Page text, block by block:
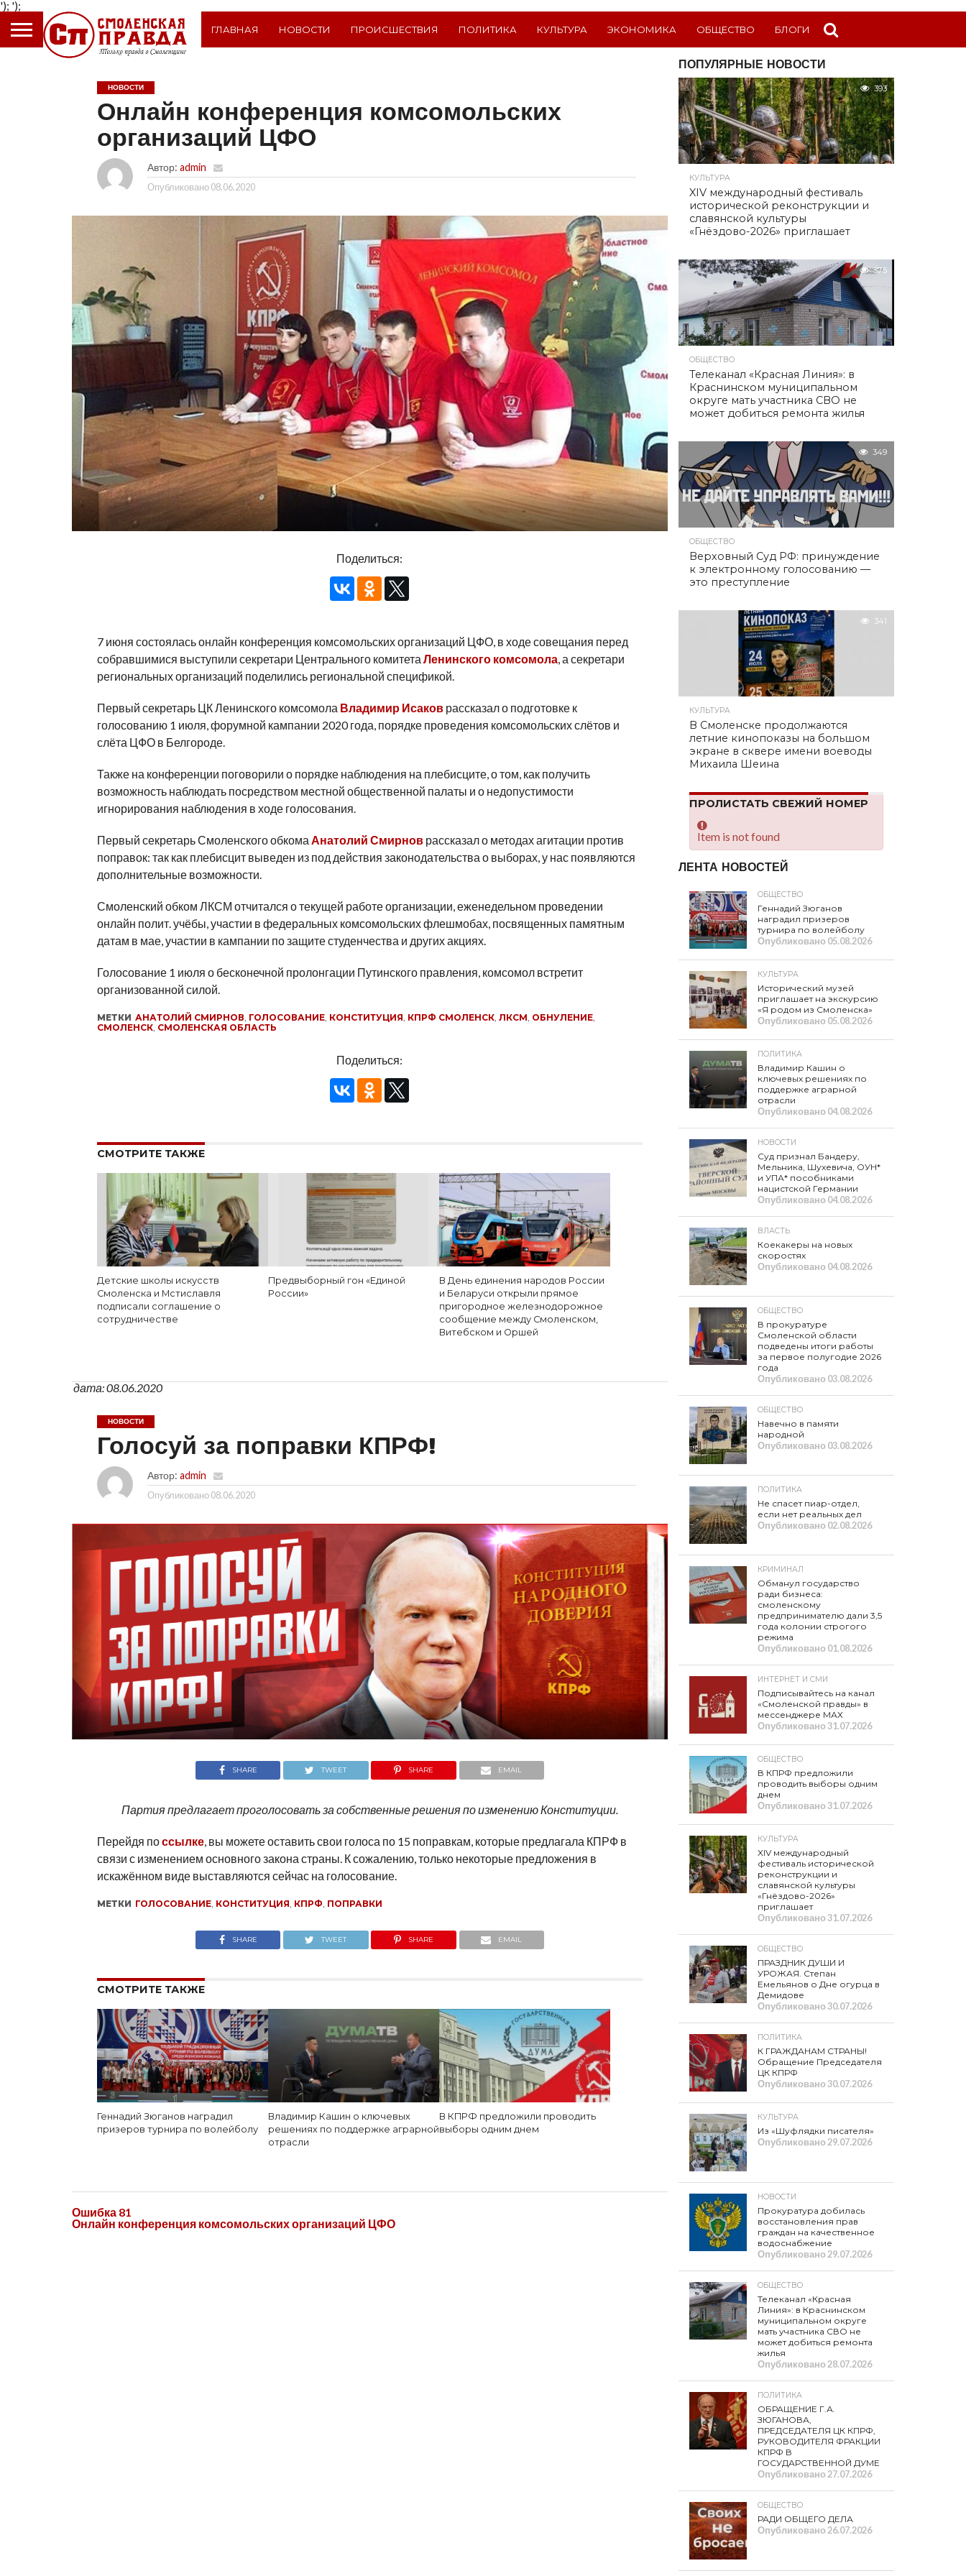
');
ГЛАВНАЯ НОВОСТИ ПРОИСШЕСТВИЯ ПОЛИТИКА КУЛЬТУРА ЭКОНОМИКА ОБЩЕСТВО БЛОГИ
НОВОСТИ
Онлайн конференция комсомольских
организаций ЦФО
Автор: admin
Опубликовано 08.06.2020
Поделиться:
7 июня состоялась онлайн конференция комсомольских организаций ЦФО, в ходе совещания перед
собравшимися выступили секретари Центрального комитета Ленинского комсомола, а секретари
региональных организаций поделились региональной спецификой.
Первый секретарь ЦК Ленинского комсомола Владимир Исаковрассказал о подготовке к
голосованию 1 июля, форумной кампании 2020 года, порядке проведения комсомольских слётов и
слёта ЦФО в Белгороде.
Также на конференции поговорили о порядке наблюдения на плебисците, о том, как получить
возможность наблюдать посредством местной общественной палаты и о недопустимости
игнорирования наблюдения в ходе голосования.
Первый секретарь Смоленского обкома Анатолий Смирноврассказал о методах агитации против
поправок: так как плебисцит выведен из под действия законодательства о выборах, у нас появляются
дополнительные возможности.
Смоленский обком ЛКСМ отчитался о текущей работе организации, еженедельном проведении
онлайн полит. учёбы, участии в федеральных комсомольских флешмобах, посвященных памятным
датам в мае, участии в кампании по защите студенчества и других акциях.
Голосование 1 июля о бесконечной пролонгации Путинского правления, комсомол встретит
организованной силой.
МЕТКИ АНАТОЛИЙ СМИРНОВ ГОЛОСОВАНИЕ, КОНСТИТУЦИЯ КПРФ СМОЛЕНСК, ЛКСМ ОБНУЛЕНИЕ,
СМОЛЕНСК, СМОЛЕНСКАЯ ОБЛАСТЬ
Поделиться:
СМОТРИТЕ ТАКЖЕ
Детские школы искусств
Смоленска и Мстиславля
подписали соглашение о
сотрудничестве
Предвыборный гон «Единой
России»
В День единения народов России
и Беларуси открыли прямое
пригородное железнодорожное
сообщение между Смоленском,
Витебском и Оршей
дата: 08.06.2020
НОВОСТИ
Голосуй за поправки КПРФ!
Автор: admin
Опубликовано 08.06.2020
SHARE TWEET SHARE EMAIL
Партия предлагает проголосовать за собственные решения по изменению Конституции.
Перейдя поссылке, вы можете оставить свои голоса по 15 поправкам, которые предлагала КПРФ в
связи с изменением основного закона страны. К сожалению, только некоторые предложения в
искажённом виде выставляются сейчас на голосование.
МЕТКИ ГОЛОСОВАНИЕ, КОНСТИТУЦИЯ КПРФ ПОПРАВКИ
SHARE TWEET SHARE EMAIL
СМОТРИТЕ ТАКЖЕ
Геннадий Зюганов наградил
призеров турнира по волейболу
Владимир Кашин о ключевых
решениях по поддержке аграрной
отрасли
В КПРФ предложили проводить
выборы одним днем
Ошибка 81
Онлайн конференция комсомольских организаций ЦФО
ПОПУЛЯРНЫЕ НОВОСТИ
393
КУЛЬТУРА
XIV международный фестиваль
исторической реконструкции и
славянской культуры
«Гнёздово-2026» приглашает
375
ОБЩЕСТВО
Телеканал «Красная Линия»: в
Краснинском муниципальном
округе мать участника СВО не
может добиться ремонта жилья
349
ОБЩЕСТВО
Верховный Суд РФ: принуждение
к электронному голосованию —
это преступление
341
КУЛЬТУРА
В Смоленске продолжаются
летние кинопоказы на большом
экране в сквере имени воеводы
Михаила Шеина
ПРОЛИСТАТЬ СВЕЖИЙ НОМЕР
Item is not found
ЛЕНТА НОВОСТЕЙ
ОБЩЕСТВО
Геннадий Зюганов
наградил призеров
турнира по волейболу
Опубликовано05.08.2026
КУЛЬТУРА
Исторический музей
приглашает на экскурсию
«Я родом из Смоленска»
Опубликовано05.08.2026
ПОЛИТИКА
Владимир Кашин о
ключевых решениях по
поддержке аграрной
отрасли
Опубликовано04.08.2026
НОВОСТИ
Суд признал Бандеру,
Мельника, Шухевича, ОУН*
и УПА* пособниками
нацистской Германии
Опубликовано04.08.2026
ВЛАСТЬ
Коекакеры на новых
скоростях
Опубликовано04.08.2026
ОБЩЕСТВО
В прокуратуре
Смоленской области
подведены итоги работы
за первое полугодие 2026
года
Опубликовано03.08.2026
ОБЩЕСТВО
Навечно в памяти
народной
Опубликовано03.08.2026
ПОЛИТИКА
Не спасет пиар-отдел,
если нет реальных дел
Опубликовано02.08.2026
КРИМИНАЛ
Обманул государство
ради бизнеса:
смоленскому
предпринимателю дали 3,5
года колонии строгого
режима
Опубликовано01.08.2026
ИНТЕРНЕТ И СМИ
Подписывайтесь на канал
«Смоленской правды» в
мессенджере МАХ
Опубликовано31.07.2026
ОБЩЕСТВО
В КПРФ предложили
проводить выборы одним
днем
Опубликовано31.07.2026
КУЛЬТУРА
XIV международный
фестиваль исторической
реконструкции и
славянской культуры
«Гнёздово-2026»
приглашает
Опубликовано31.07.2026
ОБЩЕСТВО
ПРАЗДНИК ДУШИ И
УРОЖАЯ. Степан
Емельянов о Дне огурца в
Демидове
Опубликовано30.07.2026
ПОЛИТИКА
К ГРАЖДАНАМ СТРАНЫ!
Обращение Председателя
ЦК КПРФ
Опубликовано30.07.2026
КУЛЬТУРА
Из «Шуфлядки писателя»
Опубликовано29.07.2026
НОВОСТИ
Прокуратура добилась
восстановления прав
граждан на качественное
водоснабжение
Опубликовано29.07.2026
ОБЩЕСТВО
Телеканал «Красная
Линия»: в Краснинском
муниципальном округе
мать участника СВО не
может добиться ремонта
жилья
Опубликовано28.07.2026
ПОЛИТИКА
ОБРАЩЕНИЕ Г.А.
ЗЮГАНОВА,
ПРЕДСЕДАТЕЛЯ ЦК КПРФ,
РУКОВОДИТЕЛЯ ФРАКЦИИ
КПРФ В
ГОСУДАРСТВЕННОЙ ДУМЕ
Опубликовано27.07.2026
ОБЩЕСТВО
РАДИ ОБЩЕГО ДЕЛА
Опубликовано26.07.2026
');